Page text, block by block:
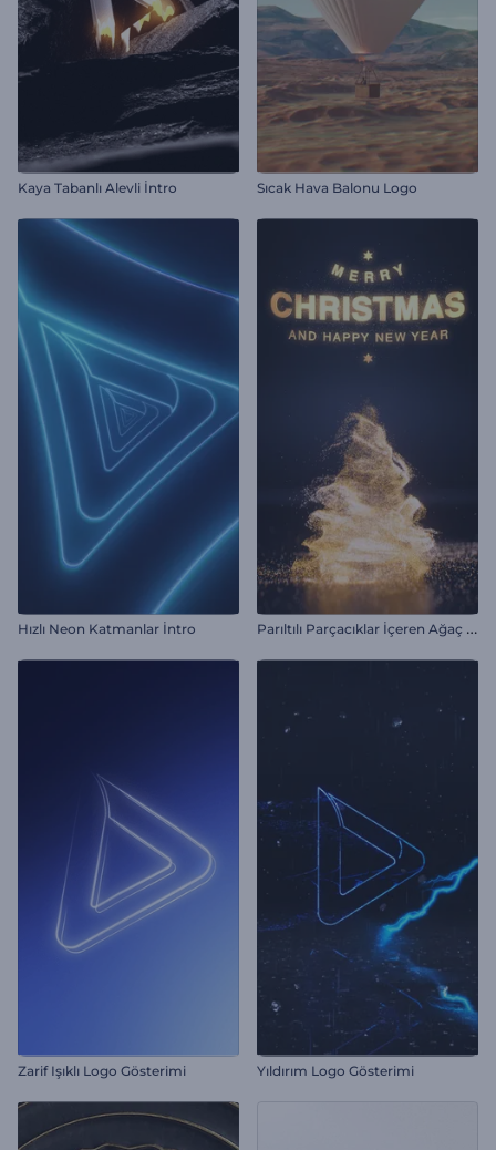
Kaya Tabanlı Alevli İntro Sıcak Hava Balonu Logo
Hızlı Neon Katmanlar İntro P
arıltılı Parçacıklar İçeren Ağaç İntro
Zarif Işıklı Logo Gösterimi Yıldırım Logo Gösterimi